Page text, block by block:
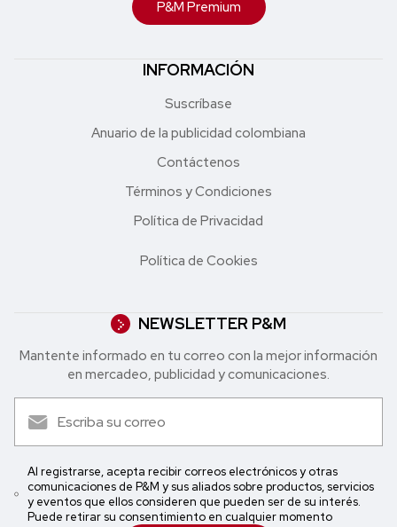
P&M Premium
INFORMACIÓN
Suscríbase
Anuario de la publicidad colombiana
Contáctenos
Términos y Condiciones
Política de Privacidad
Política de Cookies
NEWSLETTER P&M
Mantente informado en tu correo con la mejor in formación
en mercadeo, publicidad y comunicaciones.
Al registrarse, acepta recibir correos electrónicos y otras
comunicaciones de P&M y sus aliados sobre productos, servicios
y eventos que ellos consideren que pueden ser de su interés.
Puede retirar su consentimiento en cualquier momento